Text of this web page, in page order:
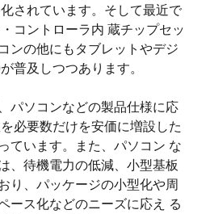
されています。そして最近で
コントローラ内 蔵チップセッ
ンの他にもタブレットやデジ
普及しつつあります。
パソコンなどの製品仕様に応
必要数だけを安価に増設した
ています。また、パソコン な
、待機電力の低減、小型基板
り、パッケージの小型化や周
ース化などのニーズに応え る